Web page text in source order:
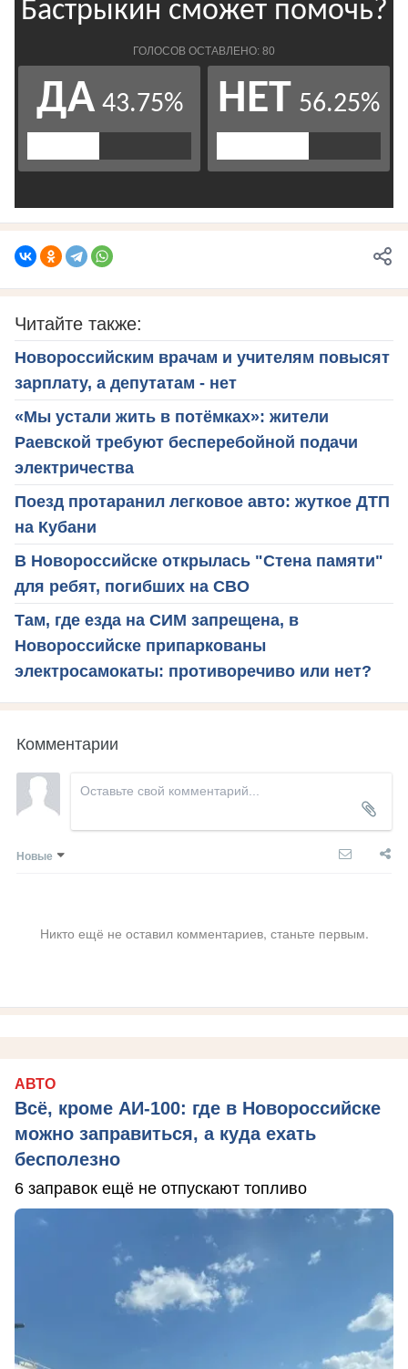
Читайте также:
Новороссийским врачам и учителям повысят
зарплату, а депутатам - нет
«Мы устали жить в потёмках»: жители
Раевской требуют бесперебойной подачи
электричества
Поезд протаранил легковое авто: жуткое ДТП
на Кубани
В Новороссийске открылась "Стена памяти"
для ребят, погибших на СВО
Там, где езда на СИМ запрещена, в
Новороссийске припаркованы
электросамокаты: противоречиво или нет?
Комментарии
Новые
Никто ещё не оставил комментариев, станьте первым.
АВТО
Всё, кроме АИ-100: где в Новороссийске
можно заправиться, а куда ехать
бесполезно
6 заправок ещё не отпускают топливо